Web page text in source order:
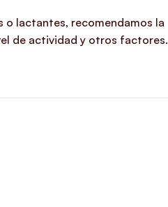
o lactantes, recomendamos la
de actividad y otros factores.